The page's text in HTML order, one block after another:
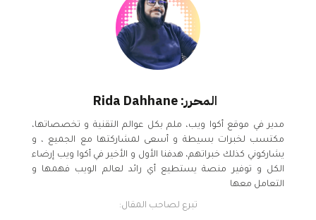
المحرر: Rida Dahhane
مدير في موقع أكوا ويب، ملم بكل عوالم التقنية و تخصصاتها،
مكتسب لخبرات بسيطة و أسعى لمشاركتها مع الجميع ، و
يشاركوني كذلك خبراتهم، هدفنا الأول و الأخير في أكوا ويب إرضاء
الكل و توفير منصة يستطيع أي رائد لعالم الويب فهمها و
التعامل معها
تبرع لصاحب المقال: